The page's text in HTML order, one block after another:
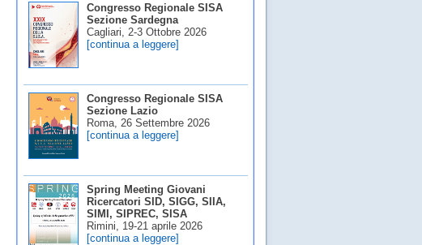
Congresso Regionale SISA
Sezione Sardegna
Cagliari, 2-3 Ottobre 2026
[continua a leggere]
Congresso Regionale SISA
Sezione Lazio
Roma, 26 Settembre 2026
[continua a leggere]
Spring Meeting Giovani
Ricercatori SID, SIGG, SIIA,
SIMI, SIPREC, SISA
Rimini, 19-21 aprile 2026
[continua a leggere]